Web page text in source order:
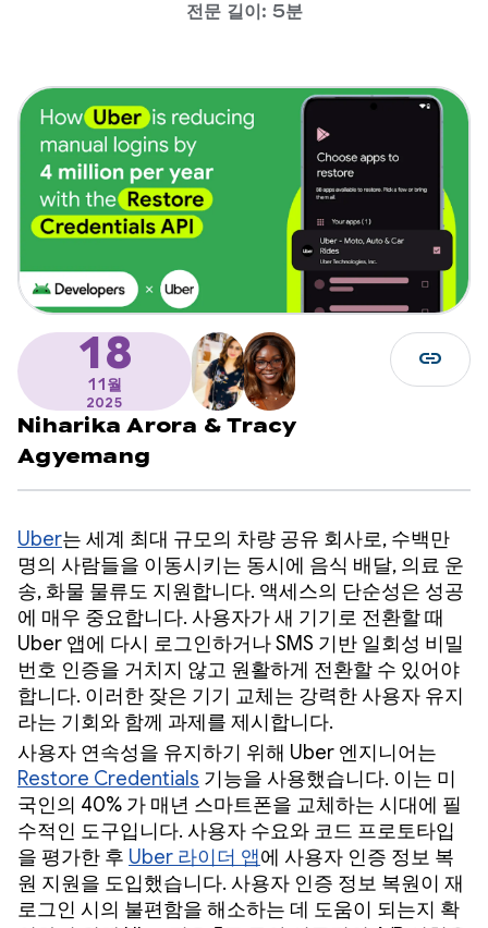
전문 길이: 5분
18
11월
2025
Niharika Arora &Tracy
Agyemang
link
Uber는 세계 최대 규모의 차량 공유 회사로, 수백만
명의 사람들을 이동시키는 동시에 음식 배달, 의료 운
송, 화물 물류도 지원합니다. 액세스의 단순성은 성공
에 매우 중요합니다. 사용자가 새 기기로 전환할 때
Uber 앱에 다시 로그인하거나 SMS 기반 일회성 비밀
번호 인증을 거치지 않고 원활하게 전환할 수 있어야
합니다. 이러한 잦은 기기 교체는 강력한 사용자 유지
라는 기회와 함께 과제를 제시합니다.
사용자 연속성을 유지하기 위해 Uber 엔지니어는
Restore Credentials 기능을 사용했습니다. 이는 미
국인의 40% 가 매년 스마트폰을 교체하는 시대에 필
수적인 도구입니다. 사용자 수요와 코드 프로토타입
을 평가한 후 Uber 라이더 앱에 사용자 인증 정보 복
원 지원을 도입했습니다. 사용자 인증 정보 복원이 재
로그인 시의 불편함을 해소하는 데 도움이 되는지 확